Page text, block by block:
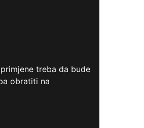
treba da bude
obratiti na